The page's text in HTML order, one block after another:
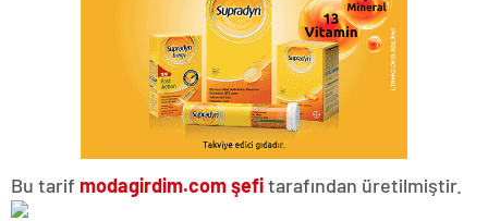
Bu tarif modagirdim.com şefitarafından üretilmiştir.